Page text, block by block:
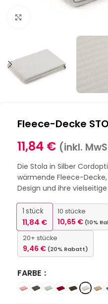
Fleece-Decke
11,84 € (inkl.
Die Stola in Silber
wärmende Fleece-
Design und ihre
1 stück
11,84 €
10 stücke
10,65 € (10%
20+ stücke
9,46 € (20% Rabatt)
FARBE